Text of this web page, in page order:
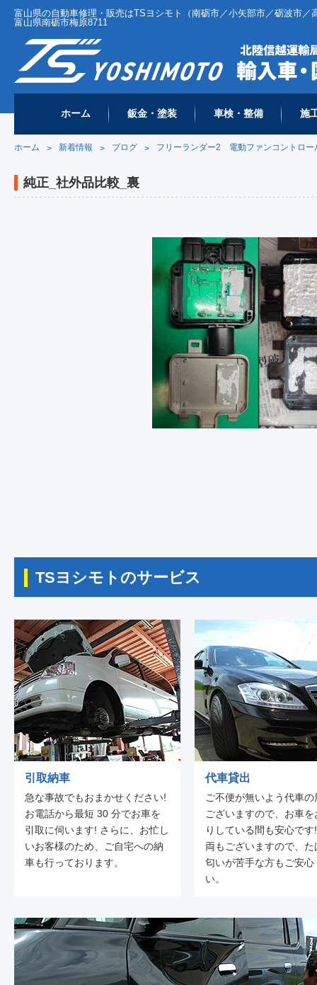
富山県の自動車修理・販売はTSヨシモト（南砺市／小矢部市／砺波市
富山県南砺市梅原8711
ホーム 鈑金・塗装 車検・整備 施
ホーム > 新着情報 > ブログ > フリーランダー2 電動ファンコントロ
純正_社外品比較_裏
TSヨシモトのサービス
引取納車
急な事故でもおまかせください!
お電話から最短 30 分でお車を
引取に伺います! さらに、お忙し
いお客様のため、ご自宅への納
車も行っております。
代車貸出
ご不便が無いよう代車の
ございますので、お車を
りしている間も安心で
両もございますので、た
匂いが苦手な方もご安心
い。